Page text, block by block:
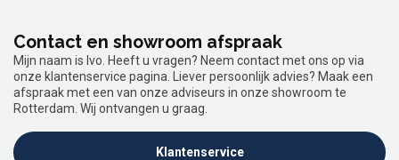
Contact en showroom afspraak
Mijn naam is Ivo. Heeft u vragen? Neem contact met ons op via
onze klantenservice pagina. Liever persoonlijk advies? Maak een
afspraak met een van onze adviseurs in onze showroom te
Rotterdam. Wij ontvangen u graag.
Klantenservice